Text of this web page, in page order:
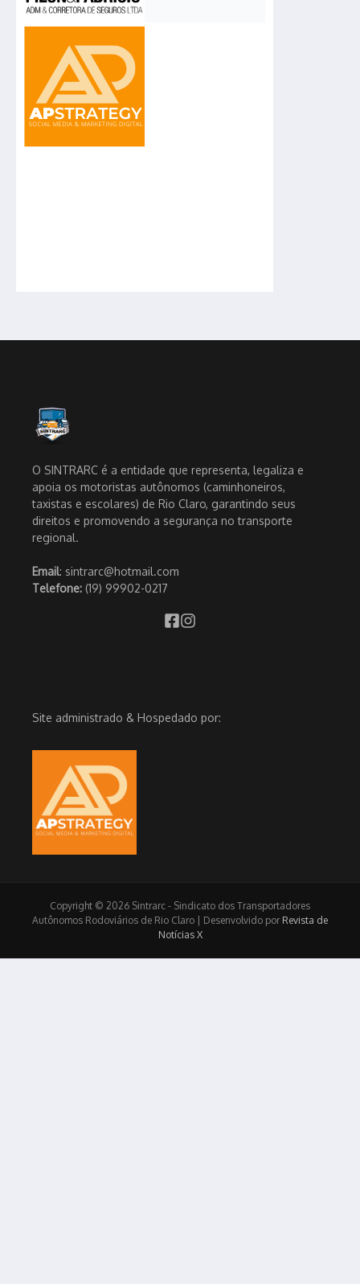
O SINTRARC é a entidade que representa, legaliza e
apoia os motoristas autônomos (caminhoneiros,
taxistas e escolares) de Rio Claro, garantindo seus
direitos e promovendo a segurança no transporte
regional.
Email: sintrarc@hotmail.com
Telefone: (19) 99902-0217
Site administrado & Hospedado por:
Copyright © 2026 Sintrarc - Sindicato dos Transportadores
Autônomos Rodoviários de Rio Claro | Desenvolvido por Revista de
Notícias X